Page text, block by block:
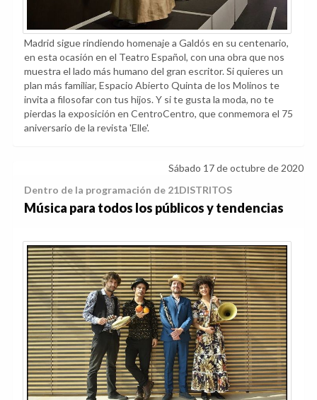
Madrid sigue rindiendo homenaje a Galdós en su centenario,
en esta ocasión en el Teatro Español, con una obra que nos
muestra el lado más humano del gran escritor. Si quieres un
plan más familiar, Espacio Abierto Quinta de los Molinos te
invita a filosofar con tus hijos. Y si te gusta la moda, no te
pierdas la exposición en CentroCentro, que conmemora el 75
aniversario de la revista 'Elle'.
Sábado 17 de octubre de 2020
Dentro de la programación de 21DISTRITOS
Música para todos los públicos y tendencias